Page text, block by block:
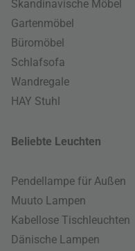
Skandinavische Möbel
Gartenmöbel
Büromöbel
Schlafsofa
Wandregale
HAY Stuhl
Beliebte Leuchten
Pendellampe für Außen
Muuto Lampen
Kabellose Tischleuchten
Dänische Lampen